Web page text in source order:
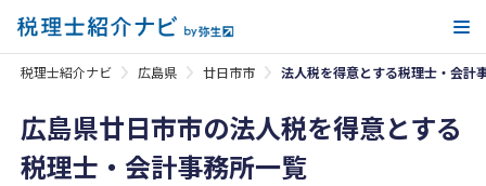
税理士紹介ナビ 広島県 廿日市市 法人税を得意とする税理士・会計
広島県廿日市市の法人税を得意とする
税理士・会計事務所一覧